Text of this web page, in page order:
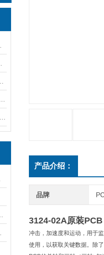
产品介绍：
品牌
3124-02A原装
冲击，加速度和运动，用于
使用，以获取关键数据。除